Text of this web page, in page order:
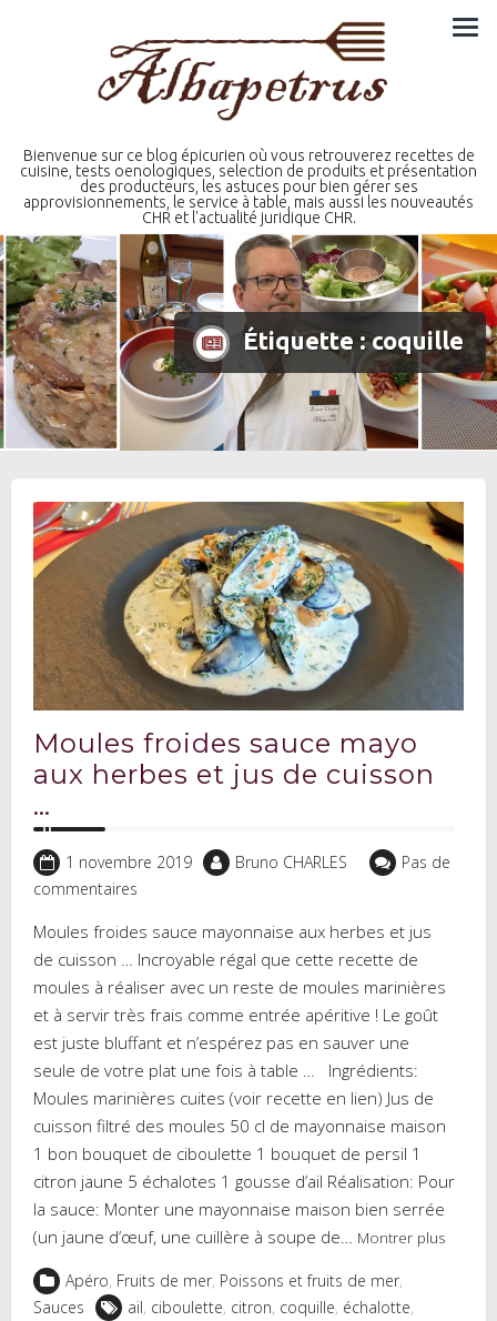
Bienvenue sur ce blog épicurien où vous retrouverez recettes de
cuisine, tests oenologiques, selection de produits et présentation
des producteurs, les astuces pour bien gérer ses
approvisionnements, le service à table, mais aussi les nouveautés
CHR et l'actualité juridique CHR.
Étiquette :coquille
Moules froides sauce mayo
aux herbes et jus de cuisson
…
1 novembre 2019 Bruno CHARLES
Pas de
commentaires
Moules froides sauce mayonnaise aux herbes et jus
de cuisson … Incroyable régal que cette recette de
moules à réaliser avec un reste de moules marinières
et à servir très frais comme entrée apéritive ! Le goût
est juste bluffant et n’espérez pas en sauver une
seule de votre plat une fois à table … Ingrédients:
Moules marinières cuites (voir recette en lien) Jus de
cuisson filtré des moules 50 cl de mayonnaise maison
1 bon bouquet de ciboulette 1 bouquet de persil 1
citron jaune 5 échalotes 1 gousse d’ail Réalisation: Pour
la sauce: Monter une mayonnaise maison bien serrée
(un jaune d’œuf, une cuillère à soupe de… Montrer plus
Apéro, Fruits de mer, Poissons et fruits de mer,
Sauces
ail, ciboulette, citron, coquille, échalotte,